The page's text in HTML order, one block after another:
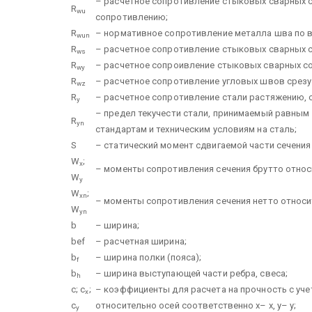
Rwu
сопротивлению;
Rwun
– нормативное сопротивление металла шва по
Rws
– расчетное сопротивление стыковых сварных
Rwy
– расчетное сопроивление стыковых сварных
Rwz
– расчетное сопротивление угловых швов
Ry – расчетное сопротивление стали растяжению,
Ryn
– предел текучести стали, принимаемый
стандартам и техническим условиям на сталь;
S
– статический момент сдвигаемой части
Wx;
Wy
– моменты сопротивления сечения брутто
Wxn;
Wyn
– моменты сопротивления сечения нетто
b
– ширина;
bef
– расчетная ширина;
bf
– ширина полки (пояса);
bh
– ширина выступающей части ребра, свеса;
с; сх;
су
– коэффициенты для расчета на прочность с
относительно осей соответственно х– х, у– у;